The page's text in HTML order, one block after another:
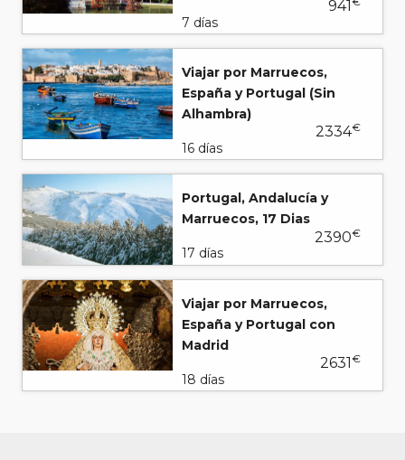
7 días
941
Viajar por Marruecos,
España y Portugal (Sin
Alhambra)
16 días
2334€
Portugal, Andalucía y
Marruecos, 17 Dias
17 días
2390€
Viajar por Marruecos,
España y Portugal con
Madrid
18 días
2631€